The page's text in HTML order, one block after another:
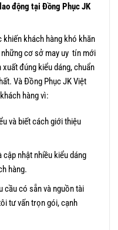
động tại Đồng Phục JK
khách hàng khó khăn
cơ sở may uy tín mới
đúng kiểu dáng, chuẩn
Và Đồng Phục JK Việt
hàng vì:
và biết cách giới thiệu
nhật nhiều kiểu dáng
hàng.
cầu có sẵn và nguồn tài
tư vấn trọn gói, cạnh